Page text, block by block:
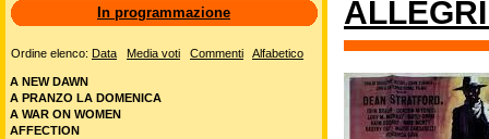
In programmazione
Ordine elenco: Data Media voti Commenti Alfabetico
A NEW DAWN
A PRANZO LA DOMENICA
A WAR ON WOMEN
AFFECTION